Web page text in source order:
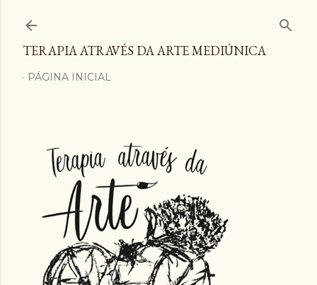
Pular para o conteúdo principal
TERAPIA ATRAVÉS DA ARTE MEDIÚNICA
PÁGINA INICIAL